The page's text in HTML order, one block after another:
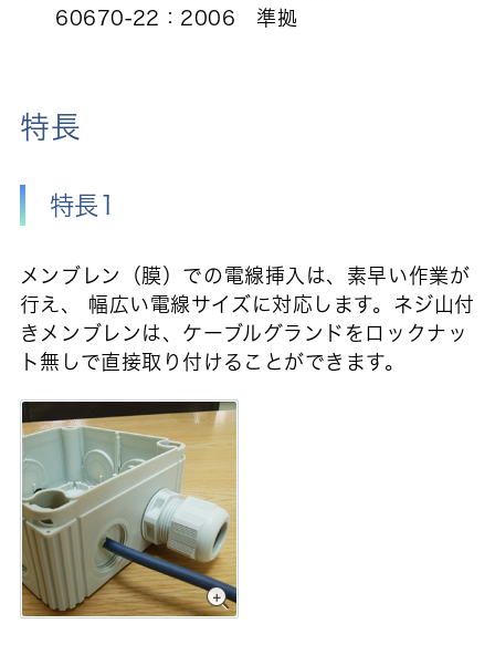
60670-22：2006 準拠
特長
特長1
メンブレン（膜）での電線挿入は、素早い作業が
行え、 幅広い電線サイズに対応します。ネジ山付
きメンブレンは、ケーブルグランドをロックナッ
ト無しで直接取り付けることができます。